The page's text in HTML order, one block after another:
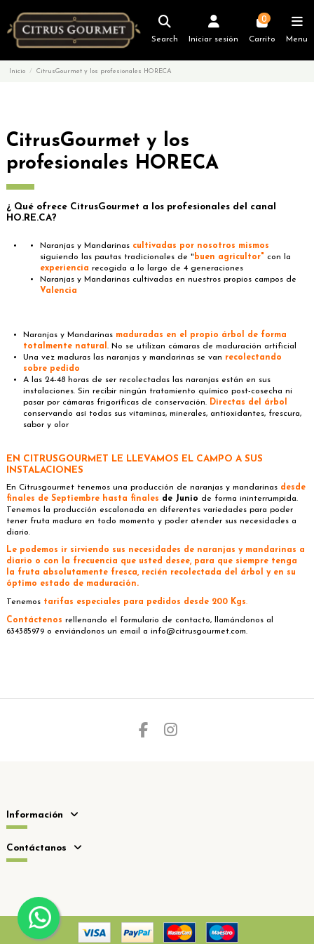
Search Iniciar sesión
0
Carrito Menu
Inicio CitrusGourmet y los profesionales HORECA
CitrusGourmet y los
profesionales HORECA
¿ Qué ofrece CitrusGourmet a los profesionales del canal
HO.RE.CA?
Naranjas y Mandarinas cultivadas por nosotros mismos
siguiendo las pautas tradicionales de " buen agricultor" con la
experiencia recogida a lo largo de 4 generaciones
Naranjas y Mandarinas cultivadas en nuestros propios campos de
Valencia
Naranjas y Mandarinas maduradas en el propio árbol de forma
totalmente natural . No se utilizan cámaras de maduración artificial
Una vez maduras las naranjas y mandarinas se van recolectando
sobre pedido
A las 24-48 horas de ser recolectadas las naranjas están en sus
instalaciones. Sin recibir ningún tratamiento químico post-cosecha ni
pasar por cámaras frigoríficas de conservación. Directas del árbol
conservando así todas sus vitaminas, minerales, antioxidantes, frescura,
sabor y olor
EN CITRUSGOURMET LE LLEVAMOS EL CAMPO A SUS
INSTALACIONES
En Citrusgourmet tenemos una producción de naranjas y mandarinas desde
finales de Septiembre hasta finales de Junio de forma ininterrumpida.
Tenemos la producción escalonada en diferentes variedades para poder
tener fruta madura en todo momento y poder atender sus necesidades a
diario.
Le podemos ir sirviendo sus necesidades de naranjas y mandarinas a
diario o con la frecuencia que usted desee, para que siempre tenga
la fruta absolutamente fresca, recién recolectada del árbol y en su
óptimo estado de maduración.
Tenemos tarifas especiales para pedidos desde 200 Kgs.
Contáctenos rellenando el formulario de contacto, llamándonos al
634385979 o enviándonos un email a info@citrusgourmet.com.
Información
Contáctanos